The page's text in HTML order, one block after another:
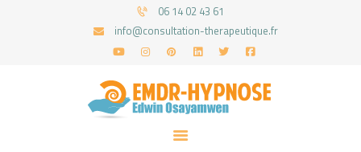
06 14 02 43 61
info@consultation-therapeutique.fr
ACCUEIL
MON APPROCHE